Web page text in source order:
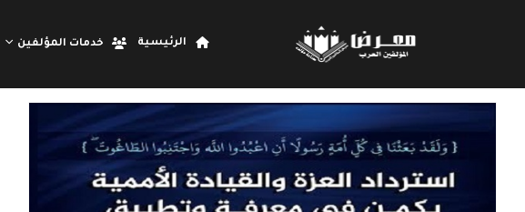
الرئيسية خدمات المؤلفين